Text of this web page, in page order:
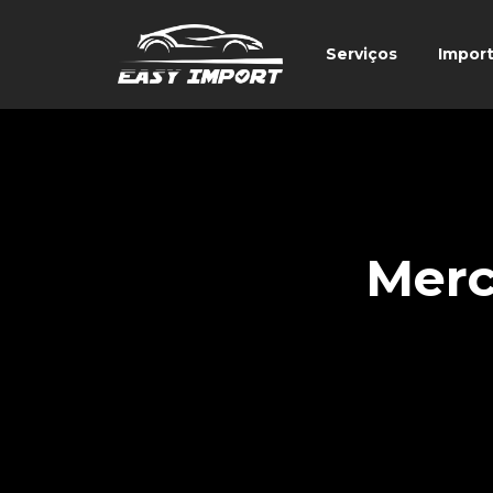
Serviços